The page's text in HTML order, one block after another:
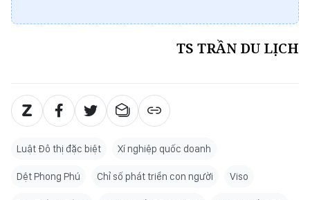
TS TRẦN DU LỊCH
Luật Đô thị đặc biệt Xí nghiệp quốc doanh
Dệt Phong Phú Chỉ số phát triển con người Viso